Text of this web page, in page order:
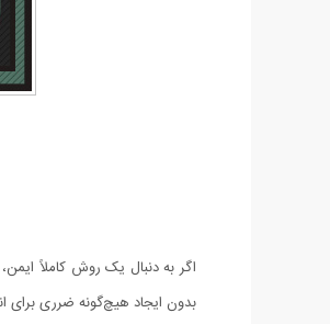
اگر به دنبال یک روش کاملاً
بدون ایجاد هیچ‌گونه ضرری برای